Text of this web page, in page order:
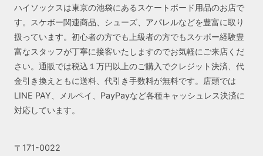
ハイソックスは東京の池袋にあるスケートボード用品のお店で
す。スケボー関連商品、シューズ、アパレルなどを豊富に取り
扱っています。初心者の方でも上級者の方でもスケボー経験豊
富なスタッフが丁寧に接客いたしますのでお気軽にご来店くだ
さい。通販では税込１万円以上のご購入でクレジット決済、代
金引き換えともに送料、代引き手数料が無料です。店頭では
LINE PAY、メルペイ、PayPayなど各種キャッシュレス決済に
対応しています。
〒171-0022